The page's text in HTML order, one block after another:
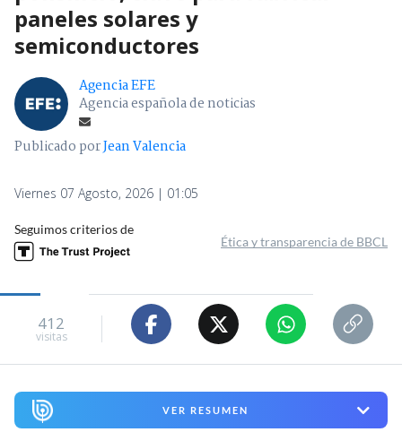
paneles solares y
semiconductores
Agencia EFE
Agencia española de noticias
Publicado porJean Valencia
Viernes 07 Agosto, 2026 | 01:05
Seguimos criterios de
Ética y transparencia de BBCL
412
visitas
VER RESUMEN